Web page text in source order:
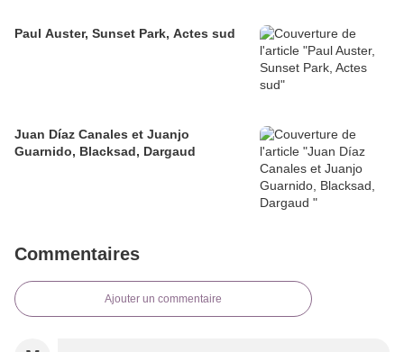
Paul Auster, Sunset Park, Actes sud
Juan Díaz Canales et Juanjo
Guarnido, Blacksad, Dargaud
Commentaires
Ajouter un commentaire